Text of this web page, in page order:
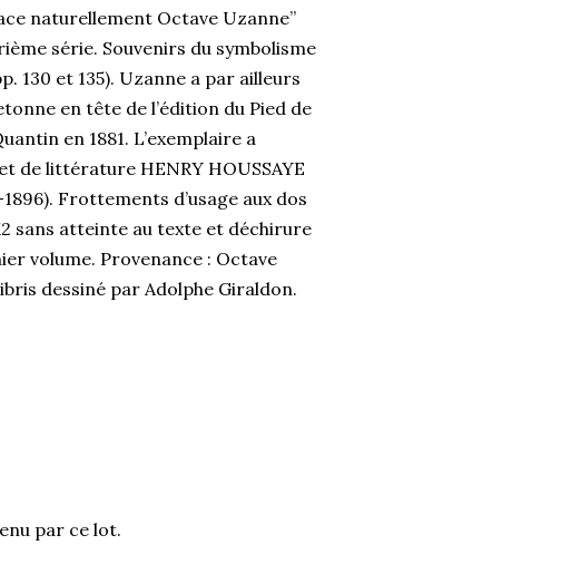
naturellement Octave Uzanne”
série. Souvenirs du symbolisme
130 et 135). Uzanne a par ailleurs
en tête de l’édition du Pied de
en 1881. L’exemplaire a
de littérature HENRY HOUSSAYE
Frottements d’usage aux dos
sans atteinte au texte et déchirure
volume. Provenance : Octave
dessiné par Adolphe Giraldon.
par ce lot.